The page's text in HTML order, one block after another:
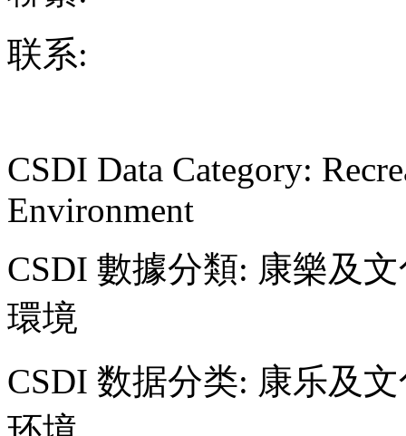
联系:
CSDI Data Category:
Environment
CSDI 數據分類: 康樂及
環境
CSDI 数据分类: 康乐及